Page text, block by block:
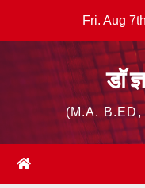
Fri. Aug
डॉ
(M.A. B.ED,